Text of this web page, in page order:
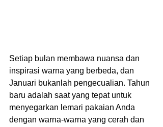
Setiap bulan membawa nuansa dan
inspirasi warna yang berbeda, dan
Januari bukanlah pengecualian. Tahun
baru adalah saat yang tepat untuk
menyegarkan lemari pakaian Anda
dengan warna-warna yang cerah dan